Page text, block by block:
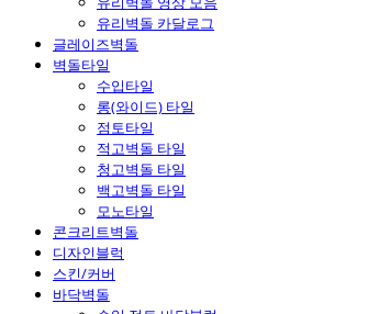
유리벽돌 카달로그
글레이즈벽돌
벽돌타일
수입타일
롱(와이드) 타일
점토타일
적고벽돌 타일
청고벽돌 타일
백고벽돌 타일
모노타일
콘크리트벽돌
디자인블럭
스킨/커버
바닥벽돌